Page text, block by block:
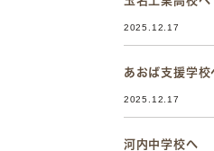
2025.12.17
あおば支援学校
2025.12.17
河内中学校へ